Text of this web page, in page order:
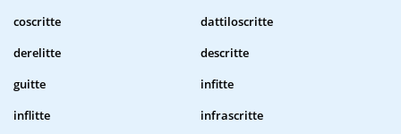
coscritte
dattiloscritte
derelitte
descritte
guitte
infitte
inflitte
infrascritte